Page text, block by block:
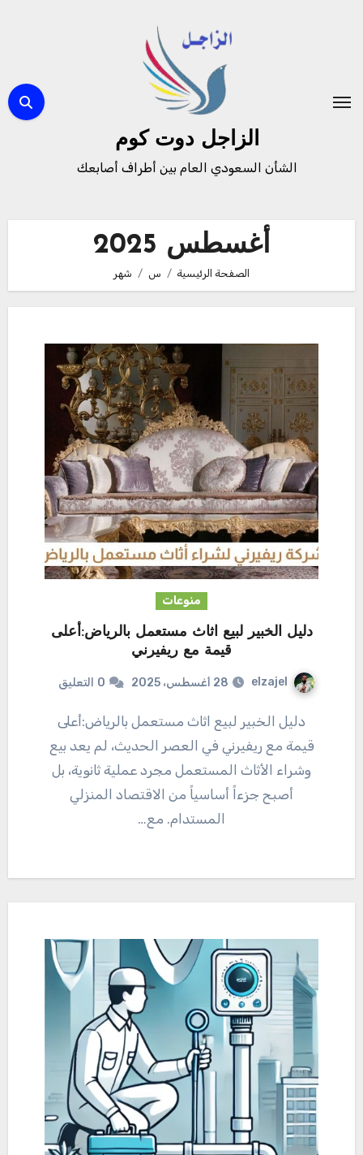
الزاجل دوت كوم
الشأن السعودي العام بين أطراف أصابعك
أغسطس 2025
الصفحة الرئيسية س شهر
منوعات
دليل الخبير لبيع اثاث مستعمل بالرياض:أعلى
قيمة مع ريفيرني
elzajel 28 أغسطس، 2025 0 التعليق
دليل الخبير لبيع اثاث مستعمل بالرياض:أعلى
قيمة مع ريفيرني في العصر الحديث، لم يعد بيع
وشراء الأثاث المستعمل مجرد عملية ثانوية، بل
أصبح جزءاً أساسياً من الاقتصاد المنزلي
المستدام. مع…